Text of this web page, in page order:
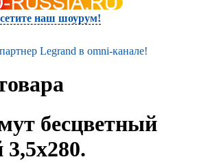
наш шоурум!
Legrand в omni-канале!
бесцветный